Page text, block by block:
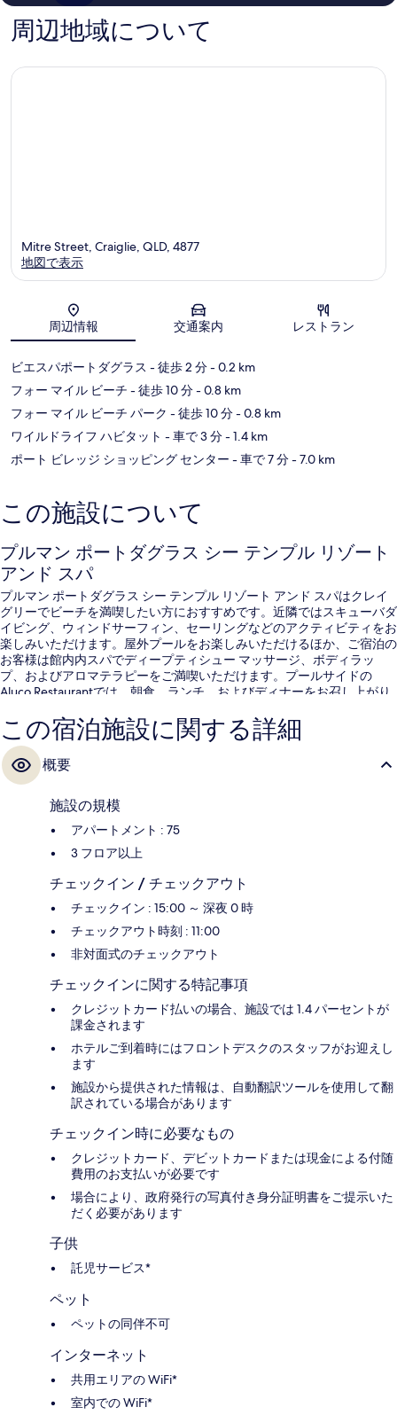
ラ
ス
Douglas
の
口
ミ
周辺地域について
地図
Mitre Street, Craiglie, QLD, 4877
地図で表示
周辺情報 交通案内 レストラン
ビエスパポートダグラス - 徒歩 2 分- 0.2 km
フォー マイル ビーチ - 徒歩 10 分- 0.8 km
フォー マイル ビーチ パーク - 徒歩 10 分- 0.8 km
ワイルドライフ ハビタット - 車で 3 分- 1.4 km
ポート ビレッジ ショッピング センター - 車で 7 分- 7.0 km
この施設について
プルマン ポートダグラス シー テンプル リゾート
アンド スパ
プルマン ポートダグラス シー テンプル リゾート アンド スパはクレイ
グリーでビーチを満喫したい方におすすめです。近隣ではスキューバダ
イビング、ウィンドサーフィン、セーリングなどのアクティビティをお
楽しみいただけます。屋外プールをお楽しみいただけるほか、ご宿泊の
お客様は館内内スパでディープティシュー マッサージ、ボディラッ
プ、およびアロマテラピーをご満喫いただけます。プールサイドの
Aluco Restaurantでは、朝食、ランチ、およびディナーをお召し上がり
ンターなどの人気設備のほか、アパートメントには快適な滞在を約束す
る高級寝具やスリッパが備わっています。
この宿泊施設に関する詳細
概要
施設の規模
アパートメント : 75
3 フロア以上
チェックイン / チェックアウト
チェックイン : 15:00 ～ 深夜 0 時
チェックアウト時刻 : 11:00
非対面式のチェックアウト
チェックインに関する特記事項
クレジットカード払いの場合、施設では 1.4 パーセントが
課金されます
ホテルご到着時にはフロントデスクのスタッフがお迎えし
ます
施設から提供された情報は、自動翻訳ツールを使用して翻
訳されている場合があります
チェックイン時に必要なもの
クレジットカード、デビットカードまたは現金による付随
費用のお支払いが必要です
場合により、政府発行の写真付き身分証明書をご提示いた
だく必要があります
子供
託児サービス*
ペット
ペットの同伴不可
インターネット
共用エリアの WiFi*
室内での WiFi*